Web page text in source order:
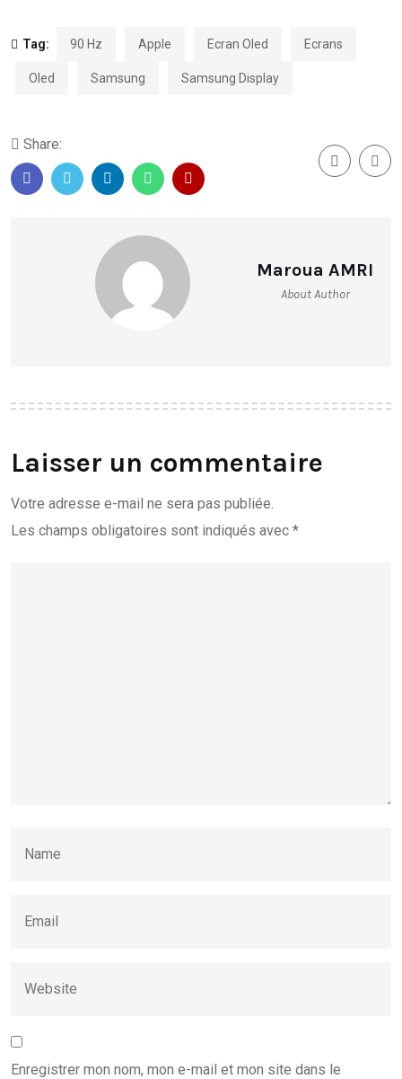
Tag: 90 Hz Apple Ecran Oled Ecrans
Oled Samsung Samsung Display
Share:
Maroua AMRI
About Author
Laisser un commentaire
Votre adresse e-mail ne sera pas publiée.
Les champs obligatoires sont indiqués avec *
Enregistrer mon nom, mon e-mail et mon site dans le